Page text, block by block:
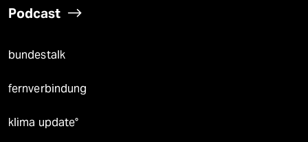
Podcast
bundestalk
fernverbindung
klima update°